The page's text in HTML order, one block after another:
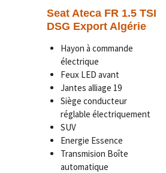
Seat Ateca FR 1.5 TSI
DSG Export Algérie
Hayon à commande
électrique
Feux LED avant
Jantes alliage 19
Siège conducteur
réglable électriquement
SUV
Energie Essence
Transmision Boîte
automatique